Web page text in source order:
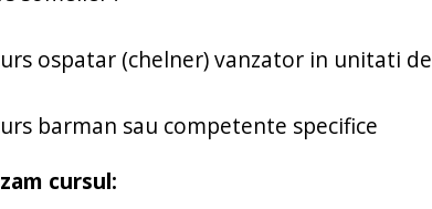
ospatar (chelner) vanzator in unitati de
barman sau competente specifice
cursul: